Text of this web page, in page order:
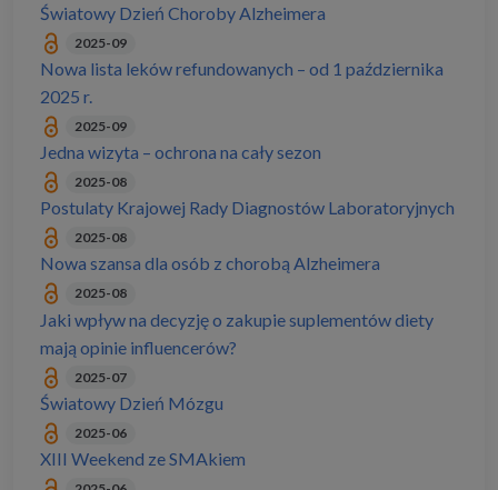
Światowy Dzień Choroby Alzheimera
2025-09
Nowa lista leków refundowanych – od 1 października
2025 r.
2025-09
Jedna wizyta – ochrona na cały sezon
2025-08
Postulaty Krajowej Rady Diagnostów Laboratoryjnych
2025-08
Nowa szansa dla osób z chorobą Alzheimera
2025-08
Jaki wpływ na decyzję o zakupie suplementów diety
mają opinie influencerów?
2025-07
Światowy Dzień Mózgu
2025-06
XIII Weekend ze SMAkiem